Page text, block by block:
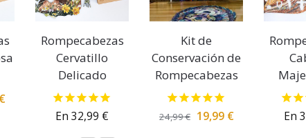
€
Rompecabezas
Cervatillo
Delicado
En32,99 €
Kit de
Conservación de
Rompecabezas
24,99€ 19,99 € En